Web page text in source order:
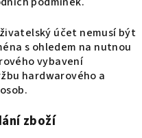
účet nemusí být
s ohledem na nutnou
vybavení
hardwarového a
zboží